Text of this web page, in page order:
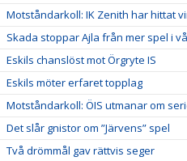
Motståndarkoll: IK Zenith har hittat
Skada stoppar Ajla från mer spel i
Eskils chanslöst mot Örgryte IS
Eskils möter erfaret topplag
Motståndarkoll: ÖIS utmanar om
Det slår gnistor om ”Järvens” spel
Två drömmål gav rättvis seger